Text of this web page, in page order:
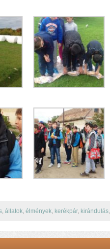
, állatok, élmények, kerékpár, kirándulás,